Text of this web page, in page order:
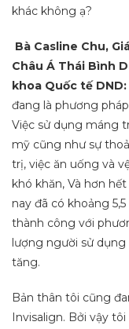
khác không ạ?
Bà Casline Chu,
Châu Á Thái Bình
khoa Quốc tế DND:
đang là phương
Việc sử dụng máng
mỹ cũng như sự
trị, việc ăn uống và
khó khăn, Và hơn
nay đã có khoảng
thành công với
lượng người sử
tăng.
Bản thân tôi cũng
Invisalign. Bởi vậy